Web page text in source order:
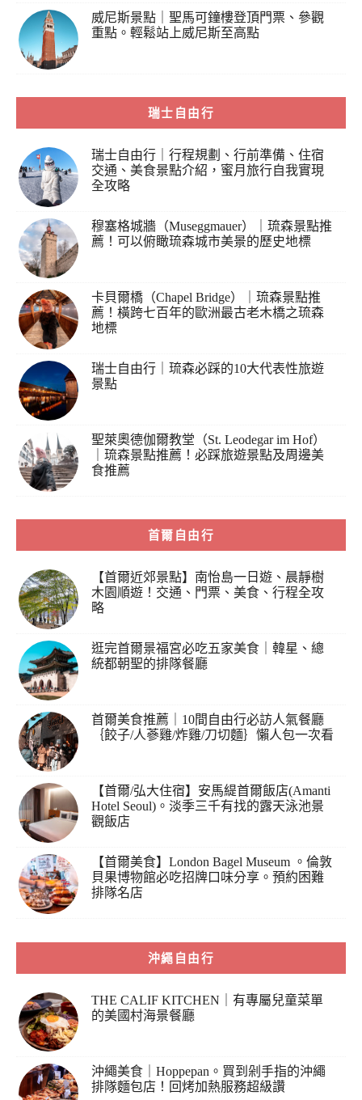
威尼斯景點｜聖馬可鐘樓登頂門票、參觀
重點。輕鬆站上威尼斯至高點
瑞士自由行
瑞士自由行｜行程規劃、行前準備、住宿
交通、美食景點介紹，蜜月旅行自我實現
全攻略
穆塞格城牆（Museggmauer）｜琉森景點推
薦！可以俯瞰琉森城市美景的歷史地標
卡貝爾橋（Chapel Bridge）｜琉森景點推
薦！橫跨七百年的歐洲最古老木橋之琉森
地標
瑞士自由行｜琉森必踩的10大代表性旅遊
景點
聖萊奧德伽爾教堂（St. Leodegar im Hof）
｜琉森景點推薦！必踩旅遊景點及周邊美
食推薦
首爾自由行
【首爾近郊景點】南怡島一日遊、晨靜樹
木園順遊！交通、門票、美食、行程全攻
略
逛完首爾景福宮必吃五家美食｜韓星、總
統都朝聖的排隊餐廳
首爾美食推薦｜10間自由行必訪人氣餐廳
｛餃子/人蔘雞/炸雞/刀切麵｝懶人包一次看
【首爾/弘大住宿】安馬緹首爾飯店(Amanti
Hotel Seoul)。淡季三千有找的露天泳池景
觀飯店
【首爾美食】London Bagel Museum 。倫敦
貝果博物館必吃招牌口味分享。預約困難
排隊名店
沖繩自由行
THE CALIF KITCHEN｜有專屬兒童菜單
的美國村海景餐廳
沖繩美食｜Hoppepan。買到剁手指的沖繩
排隊麵包店！回烤加熱服務超級讚